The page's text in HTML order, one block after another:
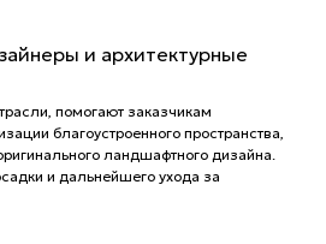
и архитектурные
помогают заказчикам
благоустроенного пространства,
ландшафтного дизайна.
и дальнейшего ухода за